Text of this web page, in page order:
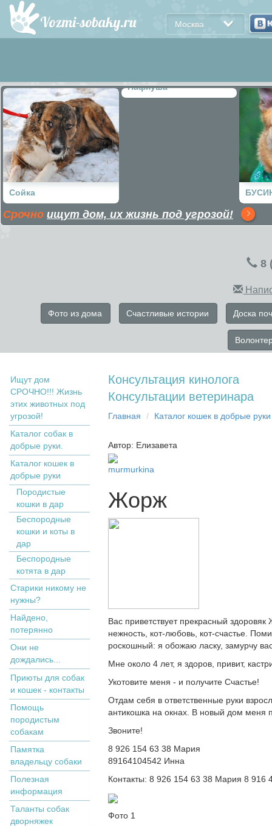
Москва
Сойка
Пафнуша
Срочно ищут дом, их жизнь под угрозой!
8
Фото из дома Счастливые истории Доска
Ищут дом
СРОЧНО!!! Жизнь
этих животных под
угрозой!
Каталог собак в
добрые руки.
Кaтaлoг кoшек в
дoбрыe рyки
Пopoдистыe
кoшки в дaр
Бecпopoдныe
кoшки и коты в
дap
Беспородные
котята в дар
Старики никому не
нужны?
Найдено,
потерянно
Они не
дождались...
Приюты для собак
и кошек - контакты
Помощь
породистым
собакам
Памятка
владельцу собаки
Полезная
информация
Таланты собак
дворняжек
Консультация кинолога
Консультации ветеринара
Главная Кaтaлoг кoшек в дoбрыe рyки
Автор: Елизавета
murmurkina
Жорж
Вас приветствует прекрасный
нежность, кот-любовь, кот-счастье.
роскошный: я обожаю ласку, замурчу
Мне около 4 лет, я здоров, привит,
Укотовите меня - и получите Счастье!
Отдам себя в ответственные руки
антикошка на окнах. В новый дом меня
Звоните!
8 926 154 63 38 Мария
89164104542 Инна
Контакты: 8 926 154 63 38 Мария 8 916
Фото 1